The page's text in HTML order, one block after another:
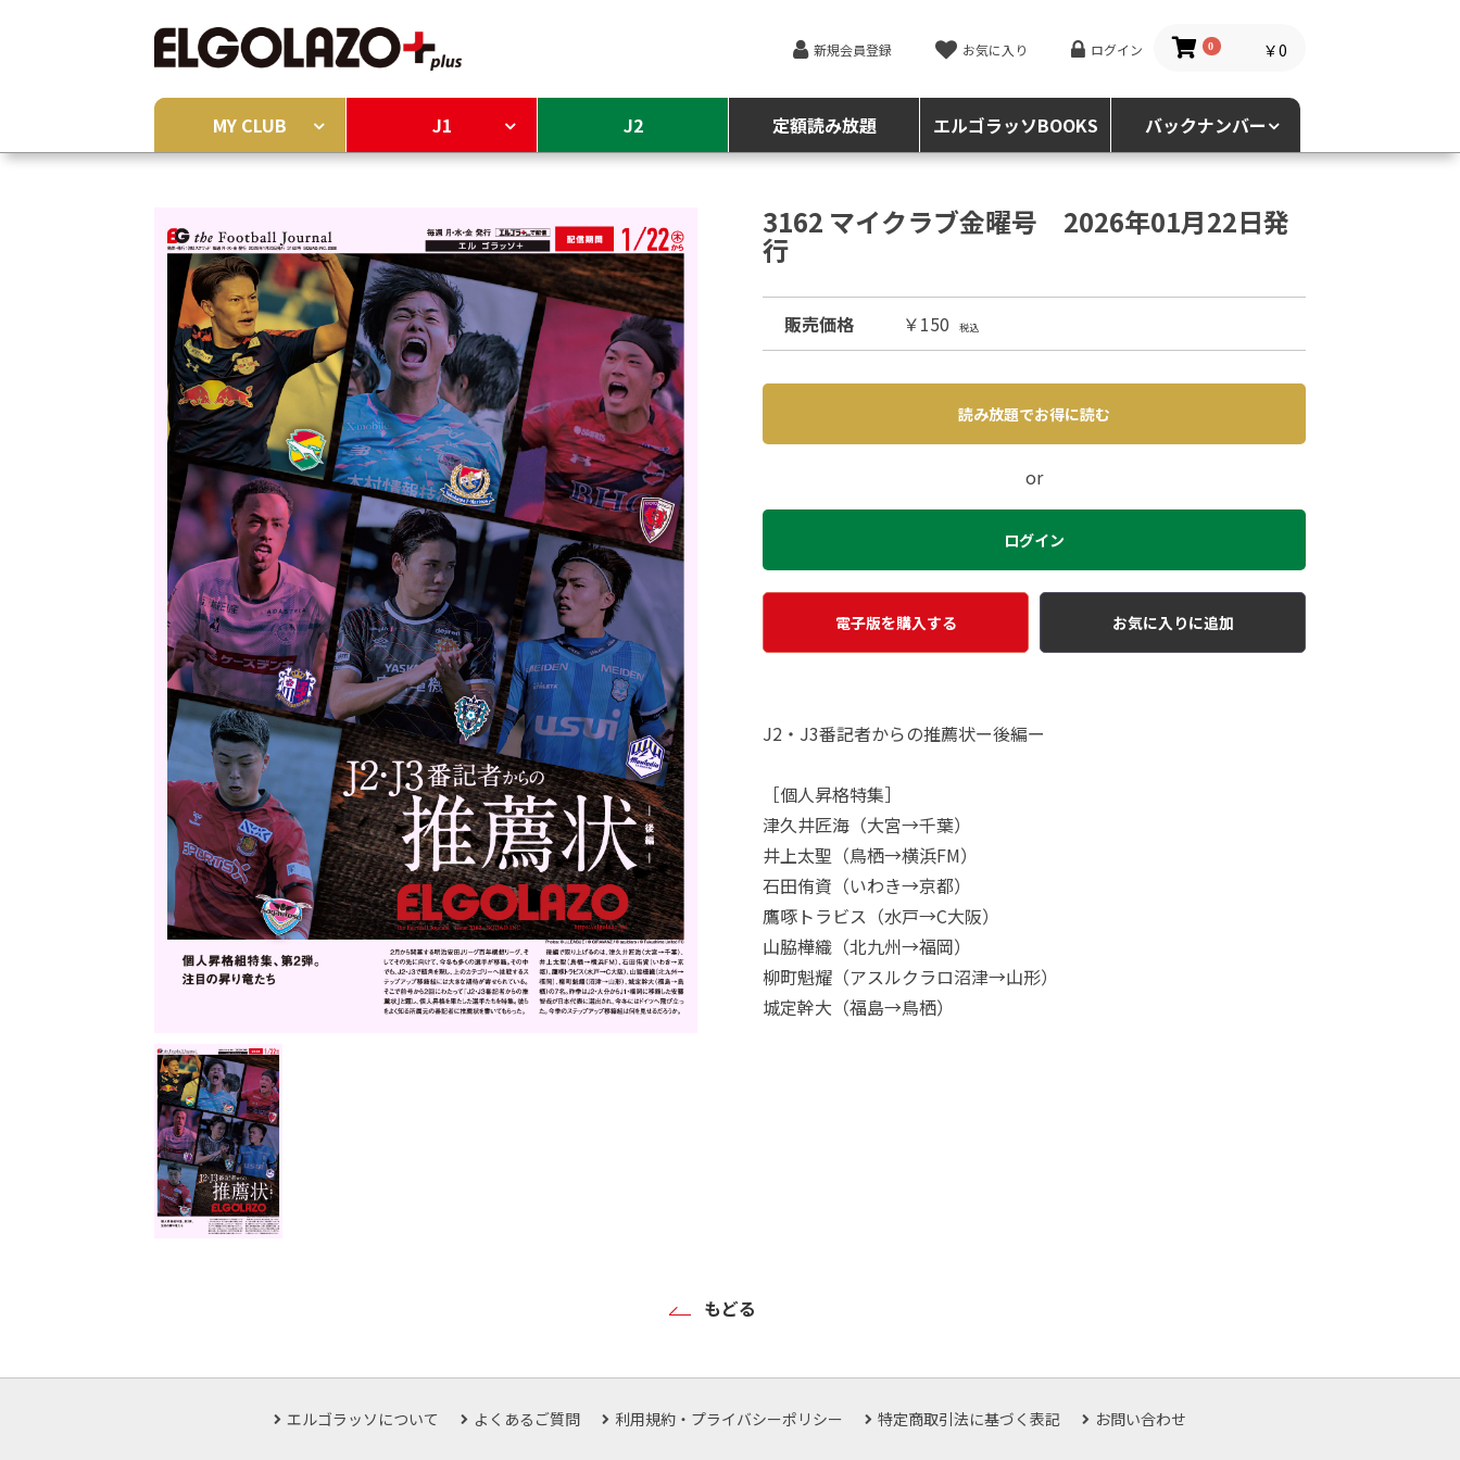
新規会員登録 お気に入り ログイン 0 ￥0
MY CLUB J1 J2 定額読み放題 エルゴラッソBOOKS バックナンバー
3162 マイクラブ金曜号 2026年01月22日発
行
販売価格 ￥150 税込
読み放題でお得に読む
or
ログイン
電子版を購入する お気に入りに追加
J2・J3番記者からの推薦状ー後編ー
［個人昇格特集］
津久井匠海（大宮→千葉）
井上太聖（鳥栖→横浜FM）
石田侑資（いわき→京都）
鷹啄トラビス（水戸→C大阪）
山脇樺織（北九州→福岡）
柳町魁耀（アスルクラロ沼津→山形）
城定幹大（福島→鳥栖）
もどる
エルゴラッソについて よくあるご質問 利用規約・プライバシーポリシー 特定商取引法に基づく表記 お問い合わせ